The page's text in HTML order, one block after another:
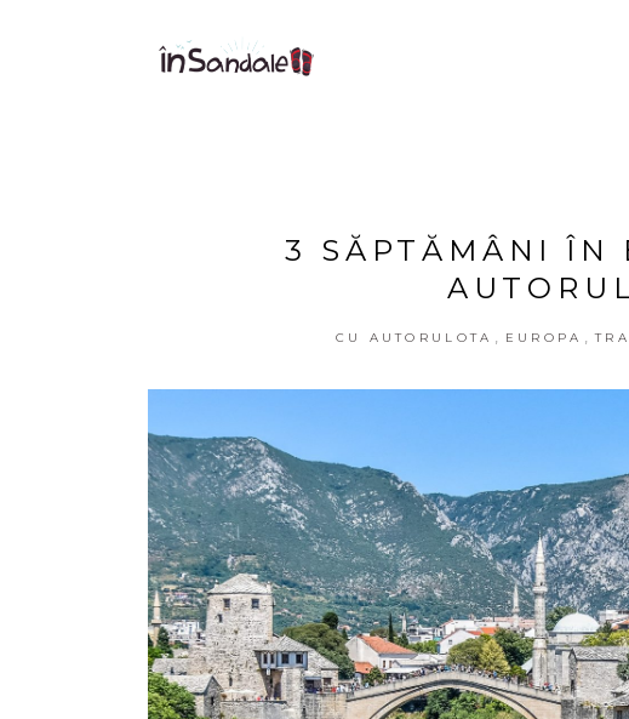
3 SĂPTĂMÂNI ÎN
CU AUTORULOTA EUROPA